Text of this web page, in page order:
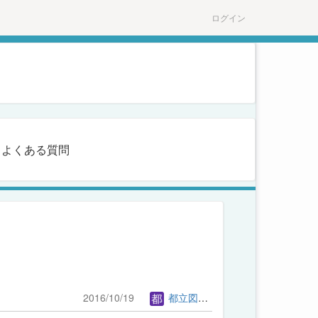
ログイン
よくある質問
2016/10/19 都立図書館管理者